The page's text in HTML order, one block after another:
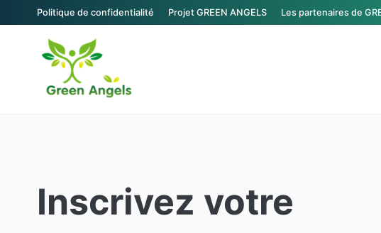
Politique de confidentialité Projet GREEN ANGELS Les partenaires de
Inscrivez votre